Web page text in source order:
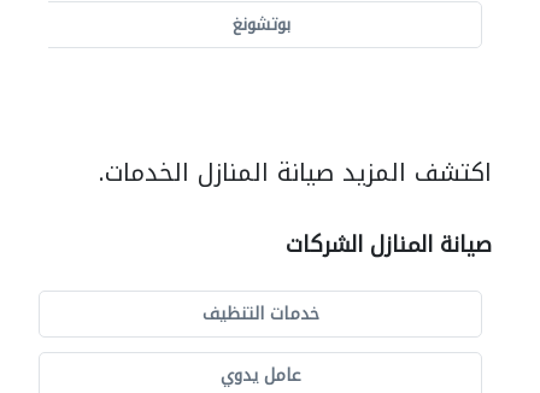
بوتشونغ
اكتشف المزيد صيانة المنازل الخدمات.
صيانة المنازل الشركات
خدمات التنظيف
عامل يدوي